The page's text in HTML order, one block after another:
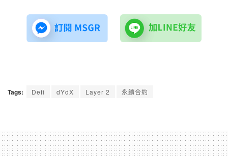
Tags: Defi dYdX Layer 2 永續合約